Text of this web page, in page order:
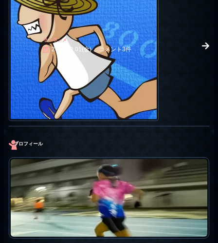
サンネンメ
2006.12.01(金) コメント3件
プロフィール